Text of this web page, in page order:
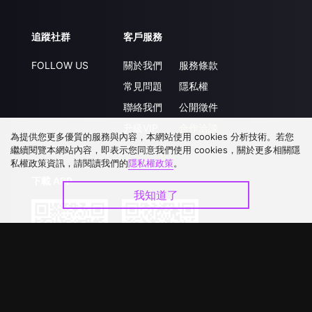
追蹤社群
FOLLOW US
客戶服務
關於我們
常見問題
聯絡我們
服務條款
隱私權
公開徵件
下載 APP
為提供您更多優質的服務與內容，本網站使用 cookies 分析技術。若您
繼續閱覽本網站內容，即表示您同意我們使用 cookies，關於更多相關隱
私權政策資訊，請閱讀我們的隱私權政策。
我知道了